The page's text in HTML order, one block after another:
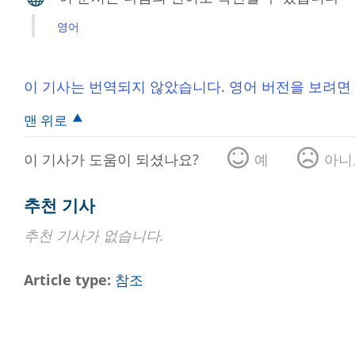
영어
이 기사는 번역되지 않았습니다. 영어 버전을 보려
맨 위로
이 기사가 도움이 되셨나요? 예 아
추천 기사
추천 기사가 없습니다.
Article type 참조